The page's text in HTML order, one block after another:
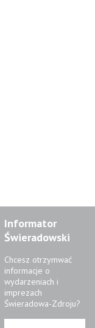
Informator
Świeradowski
Chcesz otrzymwać
informacje o
wydarzeniach i
imprezach
Świeradowa-Zdroju?